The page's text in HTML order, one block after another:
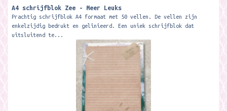
A4 schrijfblok Zee - Meer Leuks
Prachtig schrijfblok A4 formaat met 50 vellen. De vellen zijn
enkelzijdig bedrukt en gelinieerd. Een uniek schrijfblok dat
uitsluitend te...